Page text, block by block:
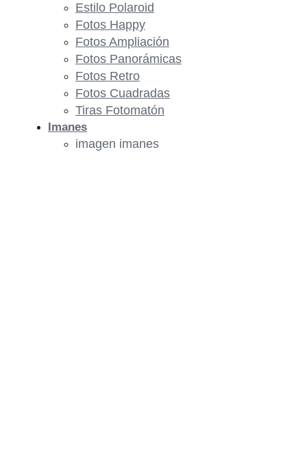
Estilo Polaroid
Fotos Happy
Fotos Ampliación
Fotos Panorámicas
Fotos Retro
Fotos Cuadradas
Tiras Fotomatón
Imanes
imagen imanes